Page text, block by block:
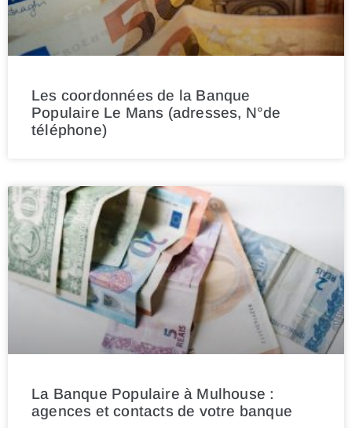
Les coordonnées de la Banque
Populaire Le Mans (adresses, N°de
téléphone)
La Banque Populaire à Mulhouse :
agences et contacts de votre banque